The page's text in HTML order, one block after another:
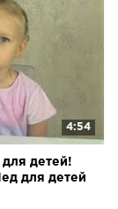
4:54
детей!
для детей